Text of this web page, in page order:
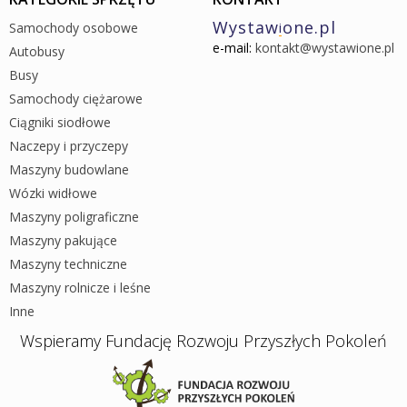
Samochody osobowe
Autobusy
Busy
Samochody ciężarowe
Ciągniki siodłowe
Naczepy i przyczepy
Maszyny budowlane
Wózki widłowe
Maszyny poligraficzne
Maszyny pakujące
Maszyny techniczne
Maszyny rolnicze i leśne
Inne
Wystawione.pl
e-mail: kontakt@wystawione.pl
Wspieramy Fundację Rozwoju Przyszłych Pokoleń